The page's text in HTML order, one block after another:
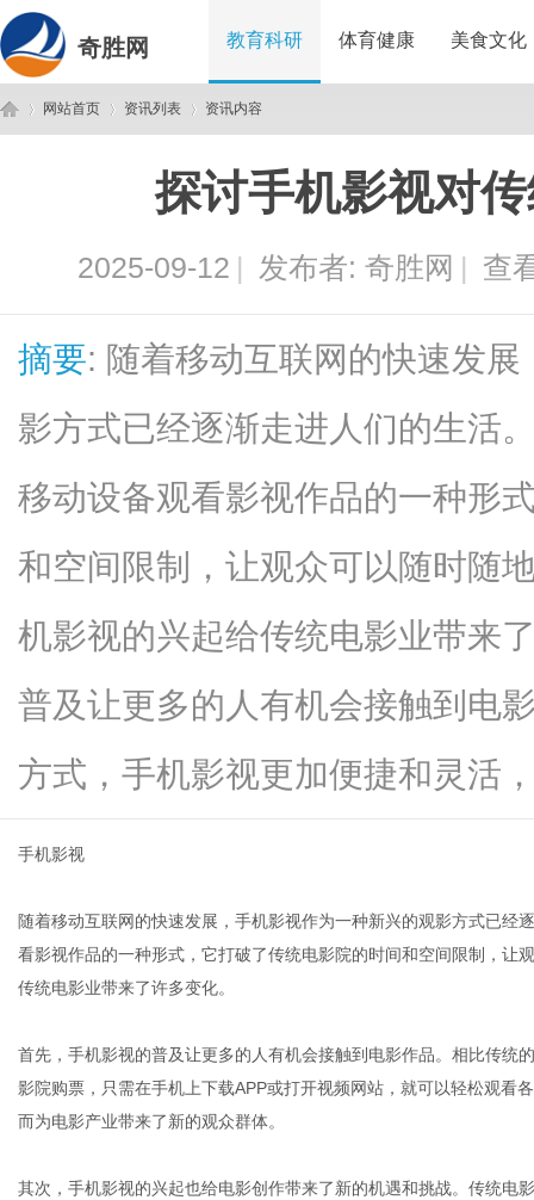
奇胜网 教育科研 体育健康 美食文化
网站首页 资讯列表
›
资讯内容
探讨手机影视对
2025-09-12 | 发布者: 奇胜网 | 查
摘要: 随着移动互联网的快速发
影方式已经逐渐走进人们的生活
移动设备观看影视作品的一种形
和空间限制，让观众可以随时随
机影视的兴起给传统电影业带来
普及让更多的人有机会接触到电
方式，手机影视更加便捷和灵活
手机影视
随着移动互联网的快速发展，手机影视作为一种新兴的观影方式已经
看影视作品的一种形式，它打破了传统电影院的时间和空间限制，让
传统电影业带来了许多变化。
首先，手机影视的普及让更多的人有机会接触到电影作品。相比传统
影院购票，只需在手机上下载APP或打开视频网站，就可以轻松观看
而为电影产业带来了新的观众群体。
其次，手机影视的兴起也给电影创作带来了新的机遇和挑战。传统电